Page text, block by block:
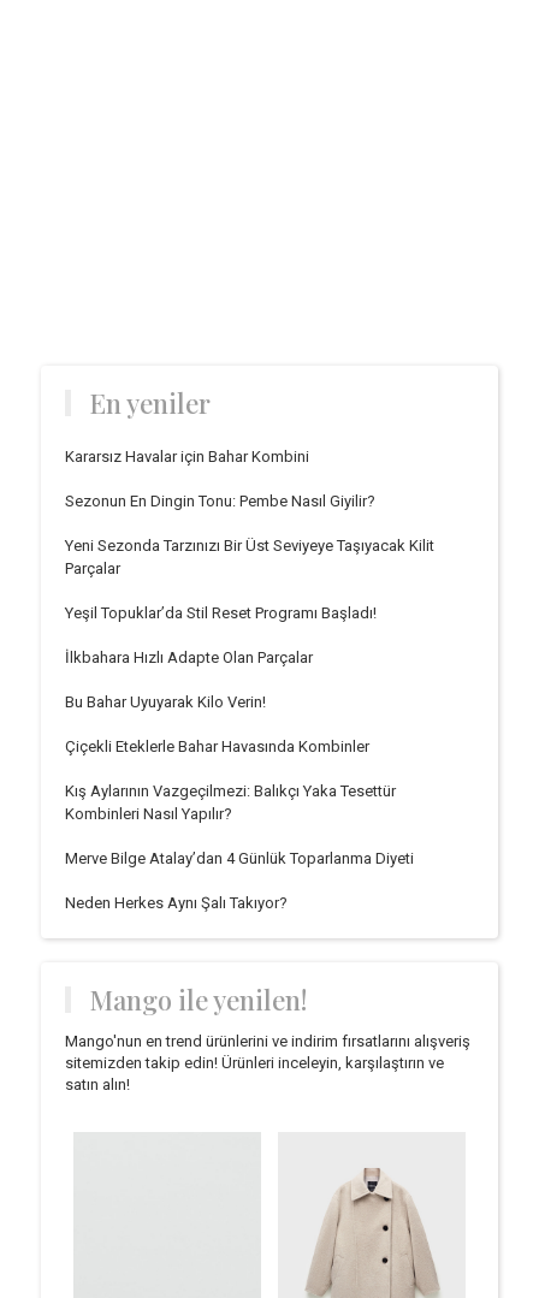
En yeniler
Kararsız Havalar için Bahar Kombini
Sezonun En Dingin Tonu: Pembe Nasıl Giyilir?
Yeni Sezonda Tarzınızı Bir Üst Seviyeye Taşıyacak Kilit
Parçalar
Yeşil Topuklar’da Stil Reset Programı Başladı!
İlkbahara Hızlı Adapte Olan Parçalar
Bu Bahar Uyuyarak Kilo Verin!
Çiçekli Eteklerle Bahar Havasında Kombinler
Kış Aylarının Vazgeçilmezi: Balıkçı Yaka Tesettür
Kombinleri Nasıl Yapılır?
Merve Bilge Atalay’dan 4 Günlük Toparlanma Diyeti
Neden Herkes Aynı Şalı Takıyor?
Mango ile yenilen!
Mango'nun en trend ürünlerini ve indirim fırsatlarını alışveriş
sitemizden takip edin! Ürünleri inceleyin, karşılaştırın ve
satın alın!